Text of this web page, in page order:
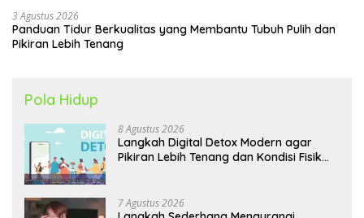
3 Agustus 2026
Panduan Tidur Berkualitas yang Membantu Tubuh Pulih dan
Pikiran Lebih Tenang
Pola Hidup
8 Agustus 2026
Langkah Digital Detox Modern agar
Pikiran Lebih Tenang dan Kondisi Fisik
7 Agustus 2026